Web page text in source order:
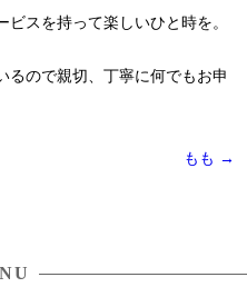
スを持って楽しいひと時を。
るので親切、丁寧に何でもお申
もも →